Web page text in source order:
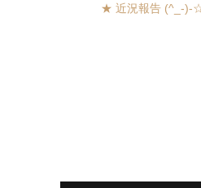
★ 近況報告 (^_-)-